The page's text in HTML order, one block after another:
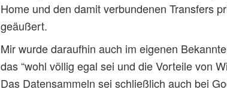
Home und den damit verbundenen Transfers
geäußert.
Mir wurde daraufhin auch im eigenen
das “wohl völlig egal sei und die Vorteile von
Das Datensammeln sei schließlich auch bei